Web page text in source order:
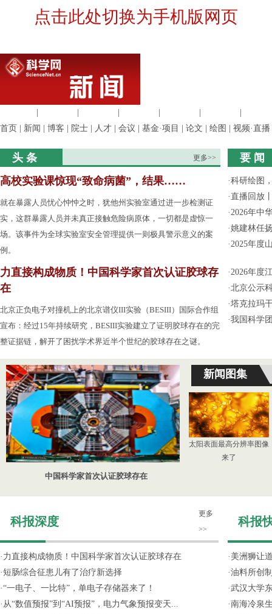
点击此处切换为手机版网页
首页
新闻 博客 院士 人才 会议 基金·项目 论文 绘图 视频·直播
头 条 更多>>
高校实验课惊现“致命病菌”，结果……
就在暴露人员忧心忡忡之时，犹他州实验室通过进一步检测证
实，这群暴露人员并未真正接触危险病原体，一切都是虚惊一
场。该事件为全球实验室安全管理提供一则极具警示意义的案
例。
力直接构成物质！中国科学家首次认证胶球存
在
北京正负电子对撞机上的北京谱仪III实验（BESIII）国际合作组
宣布：经过15年持续研究，BESIII实验建立了证明胶球存在的完
整证据链，解开了困扰学术界近半个世纪的胶球存在之谜。
要 闻
·科研绘图
·直播回放
·2026年中
·姚建林任
·2025年度
·2026年度
·北京公示
·塔克拉玛
·我国科学
中国科学家首次认证胶球存在
新闻图集
太阳表面最高分辨率图像
来了
科报深度
更多
>>
· 力直接构成物质！中国科学家首次认证胶球存在
· 短肠综合征患儿有了治疗新选择
·“一电子、一比特”，单电子存储器来了！
· 从“数值预报”到“AI预报”，电力气象预报变天...
科报
· 美洲狮让
·油料所创
·武汉大学
·南海冷泉